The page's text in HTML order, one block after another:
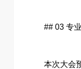
## 03 专
本次大会